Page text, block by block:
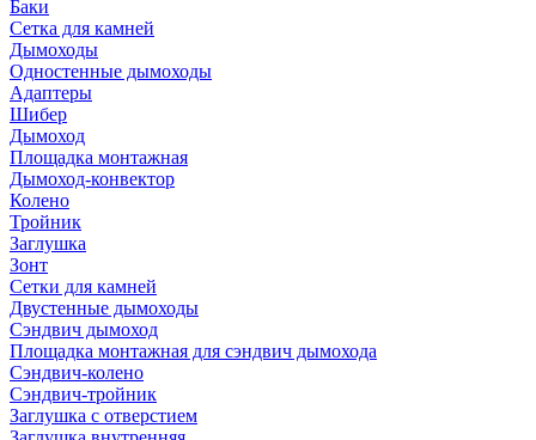
Баки
Сетка для камней
Дымоходы
Одностенные дымоходы
Адаптеры
Шибер
Дымоход
Площадка монтажная
Дымоход-конвектор
Колено
Тройник
Заглушка
Зонт
Сетки для камней
Двустенные дымоходы
Сэндвич дымоход
Площадка монтажная для сэндвич дымохода
Сэндвич-колено
Сэндвич-тройник
Заглушка с отверстием